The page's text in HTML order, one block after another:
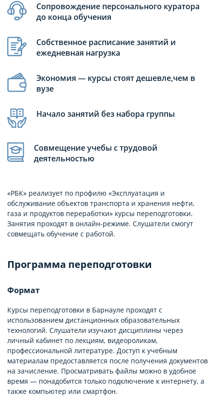
Сопровождение персонального куратора
до конца обучения
Собственное расписание занятий и
ежедневная нагрузка
Экономия — курсы стоят дешевле,чем в
вузе
Начало занятий без набора группы
Совмещение учебы с трудовой
деятельностью
«РБК» реализует по профилю «Эксплуатация и
обслуживание объектов транспорта и хранения нефти,
газа и продуктов переработки» курсы переподготовки.
Занятия проходят в онлайн-режиме. Слушатели смогут
совмещать обучение с работой.
Программа переподготовки
Формат
Курсы переподготовки в Барнауле проходят с
использованием дистанционных образовательных
технологий. Слушатели изучают дисциплины через
личный кабинет по лекциям, видеороликам,
профессиональной литературе. Доступ к учебным
материалам предоставляется после получения документов
на зачисление. Просматривать файлы можно в удобное
время — понадобится только подключение к интернету, а
также компьютер или смартфон.